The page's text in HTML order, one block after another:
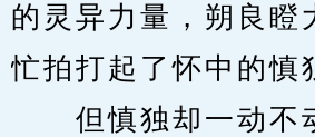
的灵异力量，朔良瞪
忙拍打起了怀中的慎
但慎独却一动不